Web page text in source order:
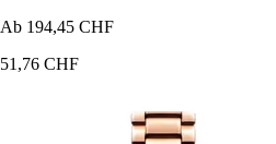
Ab 194,45 CHF
51,76 CHF